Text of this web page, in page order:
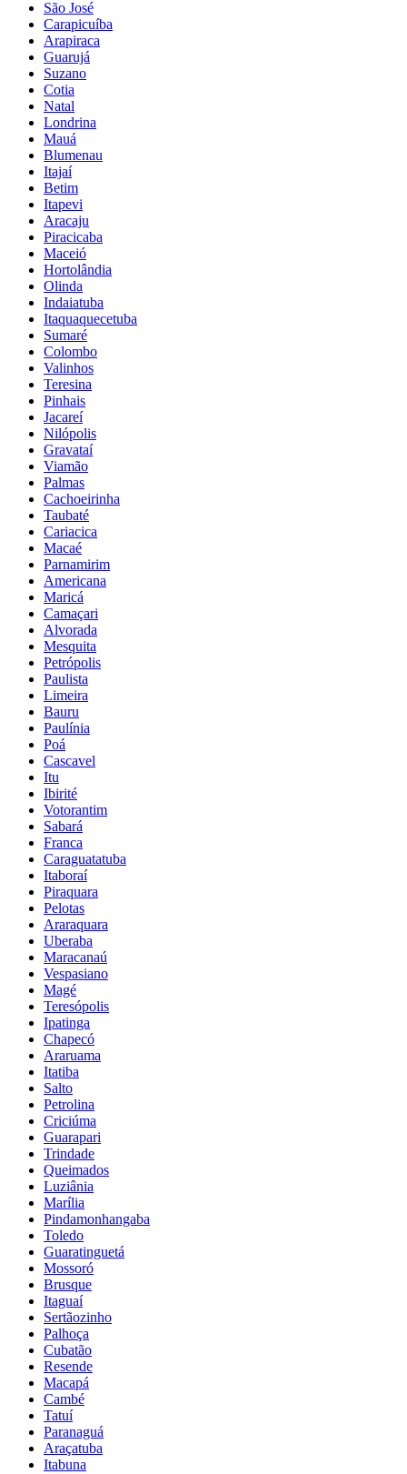
São José
Carapicuíba
Arapiraca
Guarujá
Suzano
Cotia
Natal
Londrina
Mauá
Blumenau
Itajaí
Betim
Itapevi
Aracaju
Piracicaba
Maceió
Hortolândia
Olinda
Indaiatuba
Itaquaquecetuba
Sumaré
Colombo
Valinhos
Teresina
Pinhais
Jacareí
Nilópolis
Gravataí
Viamão
Palmas
Cachoeirinha
Taubaté
Cariacica
Macaé
Parnamirim
Americana
Maricá
Camaçari
Alvorada
Mesquita
Petrópolis
Paulista
Limeira
Bauru
Paulínia
Poá
Cascavel
Itu
Ibirité
Votorantim
Sabará
Franca
Caraguatatuba
Itaboraí
Piraquara
Pelotas
Araraquara
Uberaba
Maracanaú
Vespasiano
Magé
Teresópolis
Ipatinga
Chapecó
Araruama
Itatiba
Salto
Petrolina
Criciúma
Guarapari
Trindade
Queimados
Luziânia
Marília
Pindamonhangaba
Toledo
Guaratinguetá
Mossoró
Brusque
Itaguaí
Sertãozinho
Palhoça
Cubatão
Resende
Macapá
Cambé
Tatuí
Paranaguá
Araçatuba
Itabuna